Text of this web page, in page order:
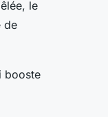
le
de
booste